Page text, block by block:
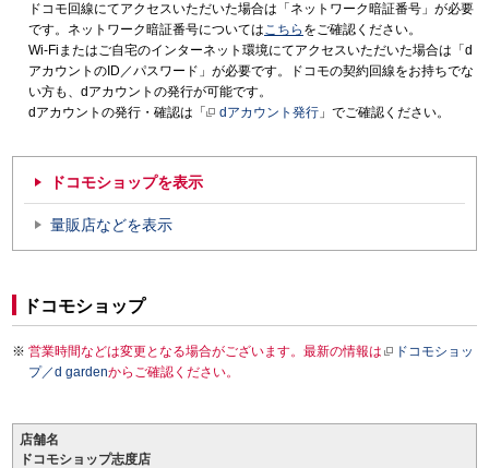
ドコモ回線にてアクセスいただいた場合は「ネットワーク暗証番号」が必要
です。ネットワーク暗証番号についてはこちら をご確認ください。
Wi-Fiまたはご自宅のインターネット環境にてアクセスいただいた場合は「d
アカウントのID／パスワード」が必要です。ドコモの契約回線をお持ちでな
い方も、dアカウントの発行が可能です。
dアカウントの発行・確認は「
dアカウント発行 」でご確認ください。
ドコモショップを表示
量販店などを表示
ドコモショップ
営業時間などは変更となる場合がございます。最新の情報は
ドコモショッ
プ／d gardenからご確認ください。
店舗名
ドコモショップ志度店